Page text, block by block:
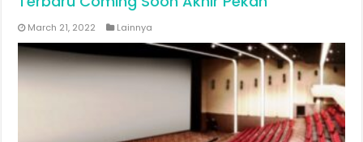
March 21, 2022 Lainnya